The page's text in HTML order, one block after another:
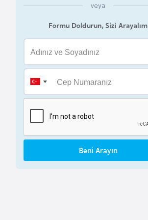
veya
Formu Doldurun, Sizi Arayalım
Beni Arayın
h
r
e
y
a
g